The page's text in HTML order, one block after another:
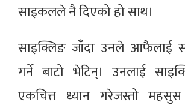
साइकलले नै दिएको हो साथ।
साइक्लिङ जाँदा उनले आफैलाई
गर्ने बाटो भेटिन्। उनलाई
एकचित्त ध्यान गरेजस्तो